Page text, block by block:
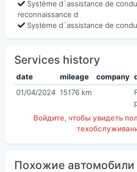
Système d`assistance de
reconnaissance d
Système d`assistance de
Services history
date mileage company
01/04/2024 15176 km
Войдите, чтобы увидеть
Похожие автомобили